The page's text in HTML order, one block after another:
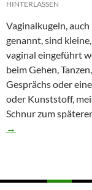
HINTERLASSEN
Vaginalkugeln,
genannt, sind
vaginal eingeführt
beim Gehen,
Gesprächs oder
oder Kunststoff,
Schnur zum
→